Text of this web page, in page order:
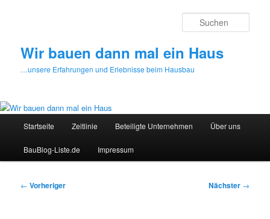
Wir bauen dann mal ein Haus
…unsere Erfahrungen und Erlebnisse beim Hausbau
Startseite Zeitlinie Beteiligte Unternehmen Über uns
BauBlog-Liste.de Impressum
Beitragsnavigation
← Vorheriger Nächster →